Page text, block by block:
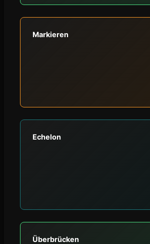
Markieren
Echelon
Überbrücken